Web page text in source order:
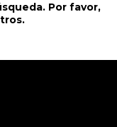
Por favor,